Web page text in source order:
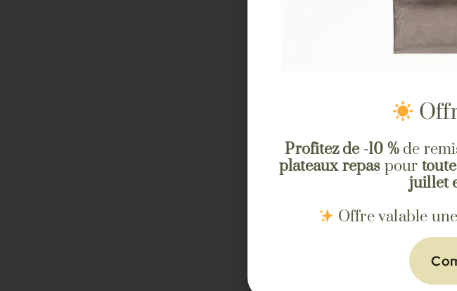
Profitez de -10 %de
plateaux repas pour
juillet
Offre valable